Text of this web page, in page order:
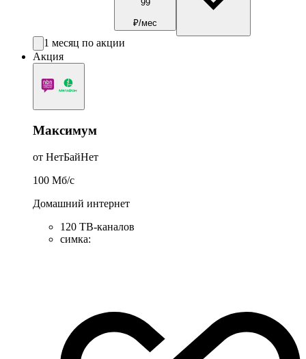
99
₽/мес
1 месяц по акции
Акция
Максимум
от НетБайНет
100 Мб/c
Домашний интернет
120 ТВ-каналов
симка: